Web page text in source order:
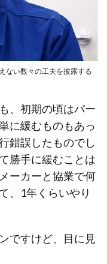
ない数々の工夫を披露する
、初期の頃はパー
に緩むものもあっ
錯誤したものでし
勝手に緩むことは
ーカーと協業で何
、1年くらいやり
ですけど、目に見